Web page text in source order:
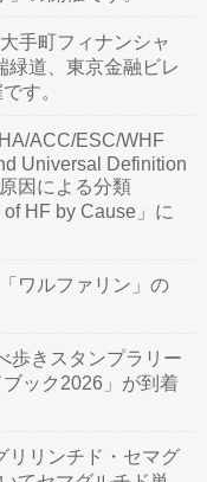
手町フィナンシャ
緑道、東京金融ビレ
す。
ACC/ESC/WHF
Universal Definition
因による分類
HF by Cause」に
ワルファリン」の
歩きスタンプラリー
ック2026」が到着
リリンチド・セマグ